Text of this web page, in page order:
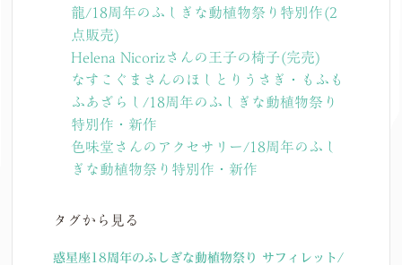
龍/18周年のふしぎな動植物祭り特別作(2
点販売)
Helena Nicorizさんの王子の椅子(完売)
なすこぐまさんのほしとりうさぎ・もふも
ふあざらし/18周年のふしぎな動植物祭り
特別作・新作
色味堂さんのアクセサリー/18周年のふし
ぎな動植物祭り特別作・新作
タグから見る
惑星座18周年のふしぎな動植物祭り
サフィレット/